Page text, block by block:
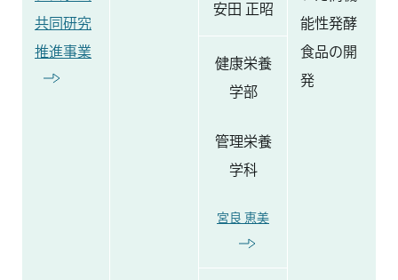
共同研究
推進事業
安田 正昭
能性発酵
食品の開
発
健康栄養
学部
管理栄養
学科
宮良 恵美